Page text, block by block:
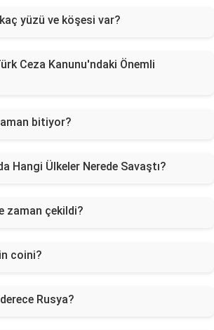
yüzü ve köşesi var?
Ceza Kanunu'ndaki Önemli
bitiyor?
Hangi Ülkeler Nerede Savaştı?
zaman çekildi?
coini?
Rusya?